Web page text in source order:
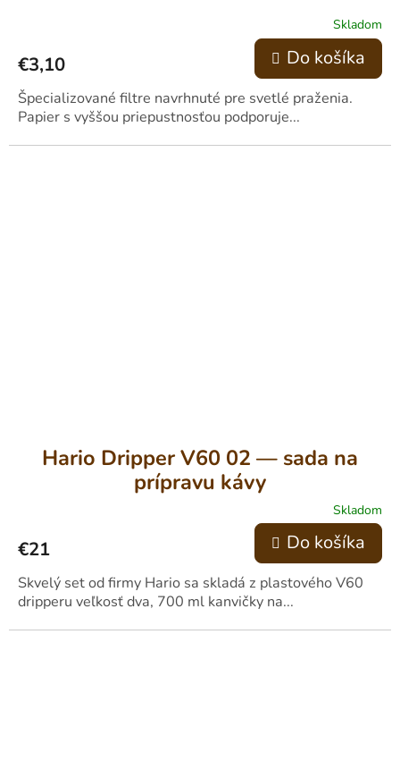
Skladom
€3,10 Do košíka
Špecializované filtre navrhnuté pre svetlé praženia.
Papier s vyššou priepustnosťou podporuje...
Hario Dripper V60 02 — sada na
prípravu kávy
Skladom
€21 Do košíka
Skvelý set od firmy Hario sa skladá z plastového V60
dripperu veľkosť dva, 700 ml kanvičky na...